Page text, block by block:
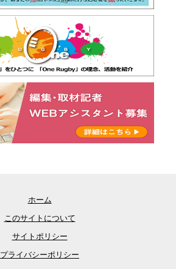
ホーム
このサイトについて
サイトポリシー
プライバシーポリシー